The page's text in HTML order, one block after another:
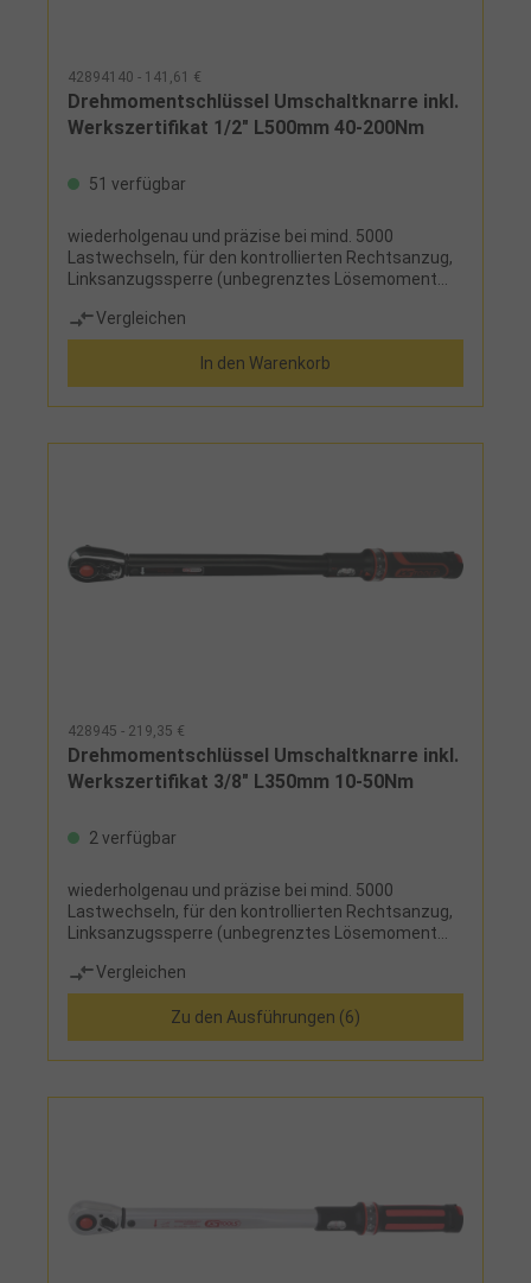
42894140 - 141,61 €
Drehmomentschlüssel Umschaltknarre inkl.
Werkszertifikat 1/2" L500mm 40-200Nm
51 verfügbar
wiederholgenau und präzise bei mind. 5000
Lastwechseln, für den kontrollierten Rechtsanzug,
Linksanzugssperre (unbegrenztes Lösemoment
präzise Einstellung und teilbarer Nm-
Mikrometerskala für feine Einstellung, deutlich hör-
und fühlbare Drehmomentauslösung durch
Kurzwegauslösung, Einstellen des Drehmomentes
schnell und sicher durch Drehen des Handgriffes,
Druckknopf-Schnelllösefunktion am Ratschenkopf,
Vergleichen
In den Warenkorb
428945 - 219,35 €
Drehmomentschlüssel Umschaltknarre inkl.
Werkszertifikat 3/8" L350mm 10-50Nm
2 verfügbar
wiederholgenau und präzise bei mind. 5000
Lastwechseln, für den kontrollierten Rechtsanzug,
Linksanzugssperre (unbegrenztes Lösemoment
präzise Einstellung und teilbarer Nm-
Mikrometerskala für feine Einstellung, deutlich hör-
und fühlbare Drehmomentauslösung durch
Kurzwegauslösung, Einstellen des Drehmomentes
schnell und sicher durch Drehen des Handgriffes,
Druckknopf-Schnelllösefunktion am Ratschenkopf,
Vergleichen
Zu den Ausführungen (6)